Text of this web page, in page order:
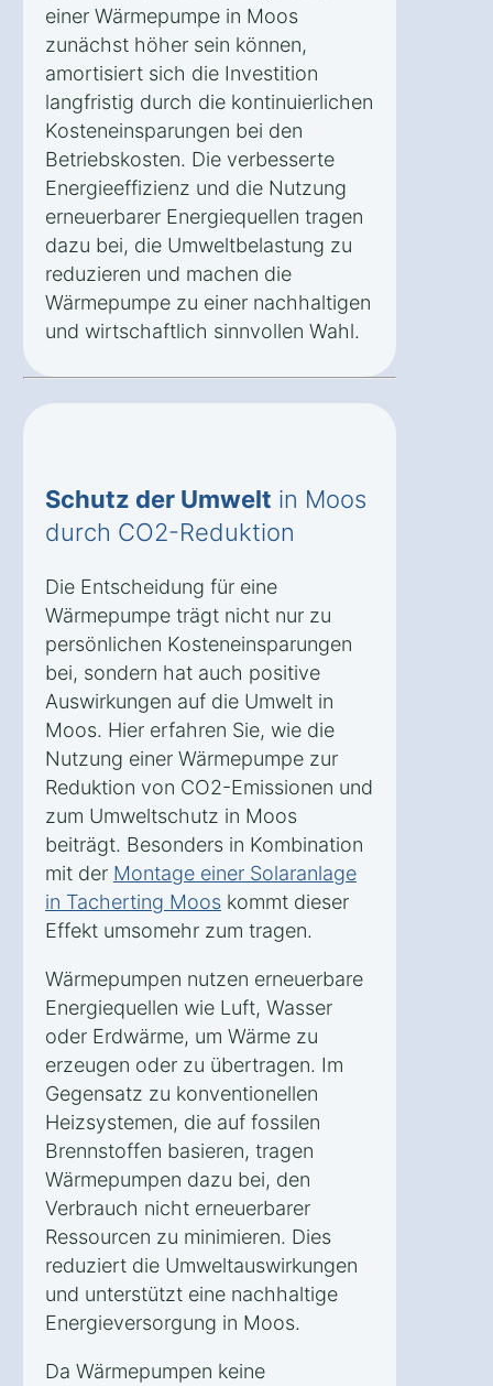
einer Wärmepumpe in Moos
zunächst höher sein können,
amortisiert sich die Investition
langfristig durch die kontinuierlichen
Kosteneinsparungen bei den
Betriebskosten. Die verbesserte
Energieeffizienz und die Nutzung
erneuerbarer Energiequellen tragen
dazu bei, die Umweltbelastung zu
reduzieren und machen die
Wärmepumpe zu einer nachhaltigen
und wirtschaftlich sinnvollen Wahl.
Schutz der Umwelt in Moos
durch CO2-Reduktion
Die Entscheidung für eine
Wärmepumpe trägt nicht nur zu
persönlichen Kosteneinsparungen
bei, sondern hat auch positive
Auswirkungen auf die Umwelt in
Moos. Hier erfahren Sie, wie die
Nutzung einer Wärmepumpe zur
Reduktion von CO2-Emissionen und
zum Umweltschutz in Moos
beiträgt. Besonders in Kombination
mit der Montage einer Solaranlage
in Tacherting Moos kommt dieser
Effekt umsomehr zum tragen.
Wärmepumpen nutzen erneuerbare
Energiequellen wie Luft, Wasser
oder Erdwärme, um Wärme zu
erzeugen oder zu übertragen. Im
Gegensatz zu konventionellen
Heizsystemen, die auf fossilen
Brennstoffen basieren, tragen
Wärmepumpen dazu bei, den
Verbrauch nicht erneuerbarer
Ressourcen zu minimieren. Dies
reduziert die Umweltauswirkungen
und unterstützt eine nachhaltige
Energieversorgung in Moos.
Da Wärmepumpen keine